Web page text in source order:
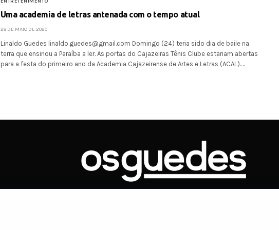
Uma academia de letras antenada com o tempo atual
28 DE MAIO DE 2020
Linaldo Guedes linaldo.guedes@gmail.com Domingo (24) teria sido dia de baile na
terra que ensinou a Paraíba a ler. As portas do Cajazeiras Tênis Clube estariam abertas
para a festa do primeiro ano da Academia Cajazeirense de Artes e Letras (ACAL).…